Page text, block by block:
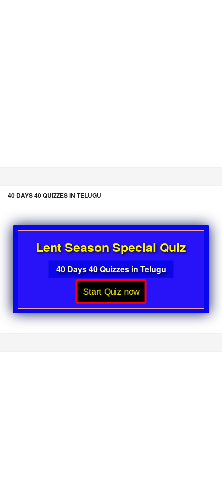
40 DAYS 40 QUIZZES IN TELUGU
Lent Season Special Quiz
40 Days 40 Quizzes in Telugu
Start Quiz now